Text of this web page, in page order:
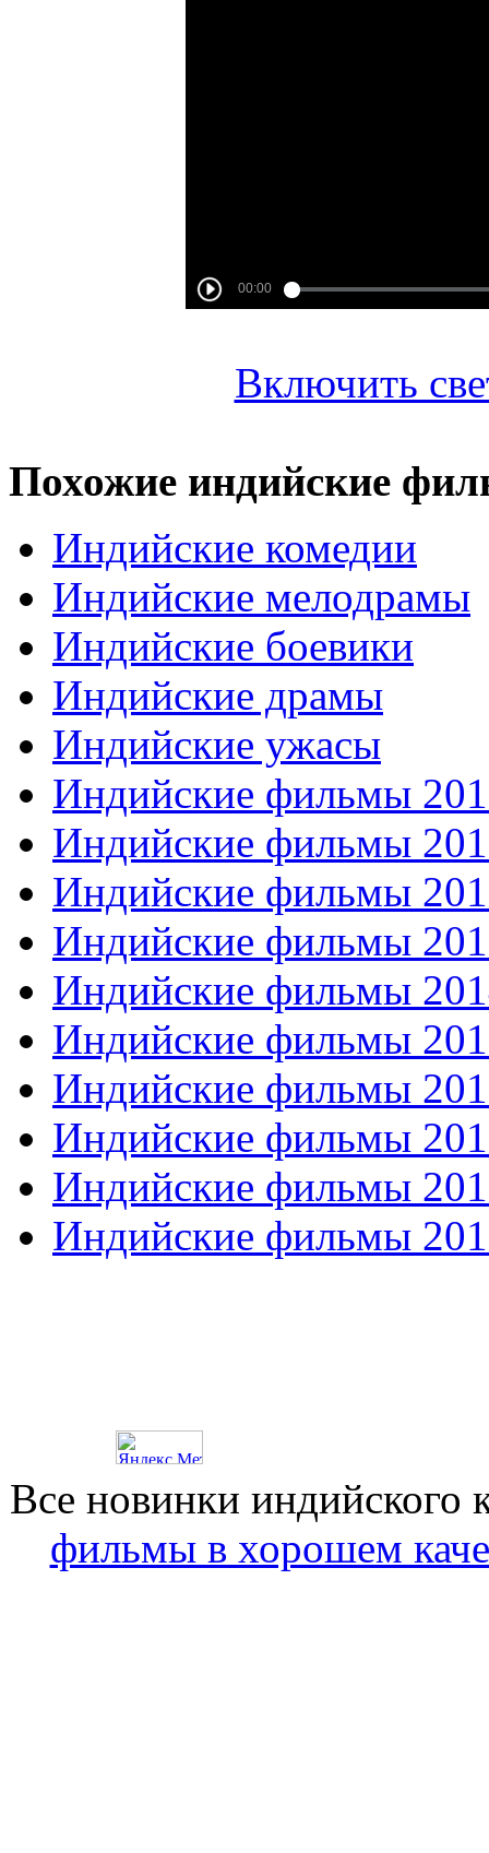
Включить
Похожие индийские
Индийские комедии
Индийские мелодрамы
Индийские боевики
Индийские драмы
Индийские ужасы
Индийские фильмы
Индийские фильмы
Индийские фильмы
Индийские фильмы
Индийские фильмы
Индийские фильмы
Индийские фильмы
Индийские фильмы
Индийские фильмы
Индийские фильмы
Все новинки
фильмы в хорошем